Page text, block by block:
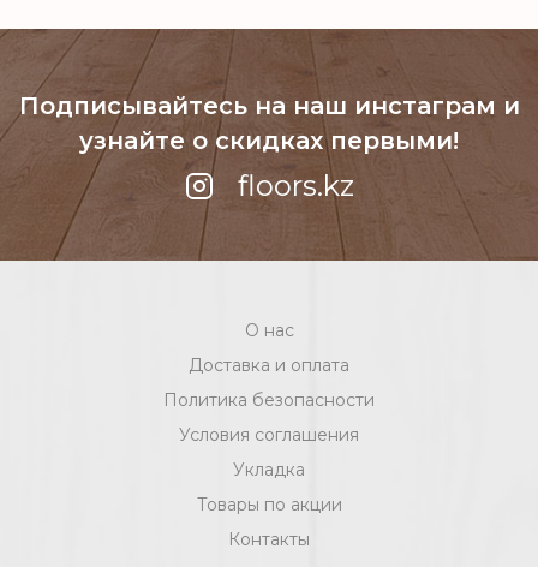
Подписывайтесь на наш инстаграм и
узнайте о скидках первыми!
floors.kz
О нас
Доставка и оплата
Политика безопасности
Условия соглашения
Укладка
Товары по акции
Контакты